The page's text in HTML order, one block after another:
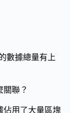
數據總量有上
關聯？
佔用了大量區塊